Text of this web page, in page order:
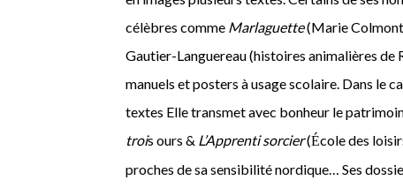
célèbres comme Marlaguette(Marie
Gautier-Languereau (histoires animalières de
manuels et posters à usage scolaire. Dans le
textes Elle transmet avec bonheur le
trois ours & L’Apprenti sorcier(École des
proches de sa sensibilité nordique… Ses